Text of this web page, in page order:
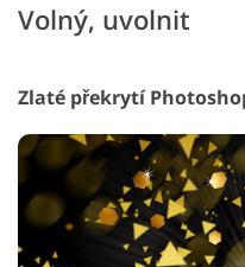
Volný, uvolnit
Zlaté překrytí